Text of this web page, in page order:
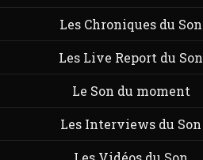
Les Chroniques du Son
Les Live Report du Son
Le Son du moment
Les Interviews du Son